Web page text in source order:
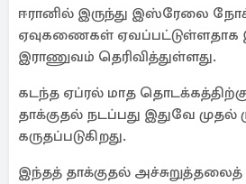
ஈரானில் இருந்து இஸ்ரேலை
ஏவுகணைகள் ஏவப்பட்டுள்ளதாக
இராணுவம் தெரிவித்துள்ளது.
கடந்த ஏப்ரல் மாத
தாக்குதல் நடப்பது இதுவே
கருதப்படுகிறது.
இந்தத் தாக்குதல்